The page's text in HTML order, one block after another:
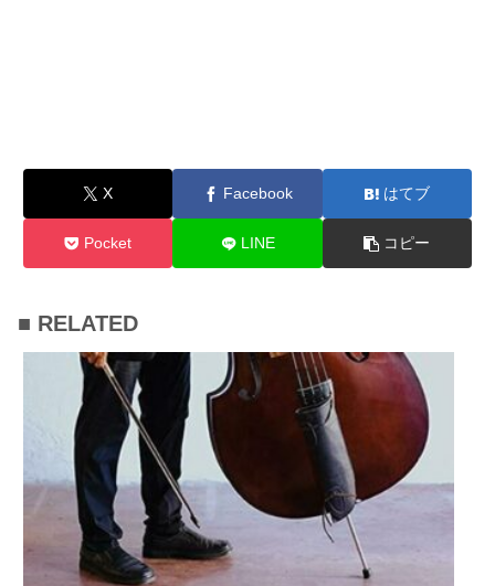
X Facebook はてブ
Pocket LINE コピー
■ RELATED